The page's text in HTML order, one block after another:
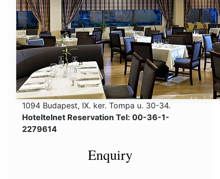
1094 Budapest, IX. ker. Tompa u. 30-34.
Hoteltelnet Reservation Tel: 00-36-1-
2279614
Enquiry